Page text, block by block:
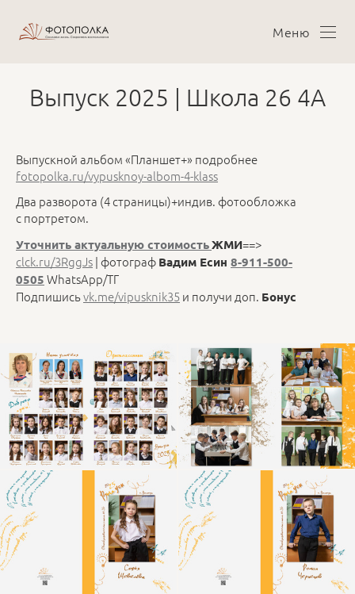
Меню
Выпуск 2025 | Школа 26 4А
Выпускной альбом «Планшет+» подробнее
fotopolka.ru/vypusknoy-albom-4-klass
Два разворота (4 страницы)+индив. фотообложка
с портретом.
Уточнить актуальную стоимостьЖМИ==>
clck.ru/3RggJs| фотограф Вадим Есин 8-911-500-
0505 WhatsApp/ТГ
Подпишисьvk.me/vipusknik35и получи доп. Бонус